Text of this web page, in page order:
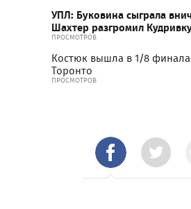
УПЛ: Буковина сыграла
Шахтер разгромил
ПРОСМОТРОВ
Костюк вышла в 1/8
Торонто
ПРОСМОТРОВ